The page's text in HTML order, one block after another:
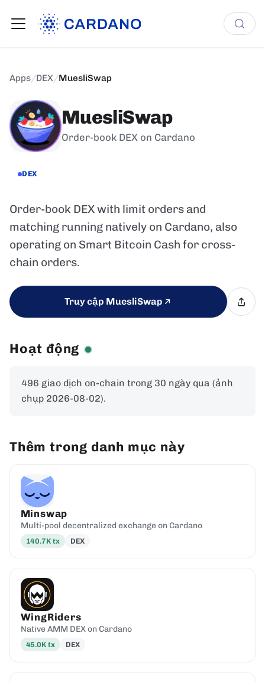
Apps/DEX/MuesliSwap
MuesliSwap
Order-book DEX on Cardano
DEX
Order-book DEX with limit orders and
matching running natively on Cardano, also
operating on Smart Bitcoin Cash for cross-
chain orders.
Truy cập MuesliSwap
Hoạt động
496 giao dịch on-chain trong 30 ngày qua (ảnh
chụp 2026-08-02).
Thêm trong danh mục này
Minswap
Multi-pool decentralized exchange on Cardano
140.7K tx DEX
WingRiders
Native AMM DEX on Cardano
45.0K tx DEX